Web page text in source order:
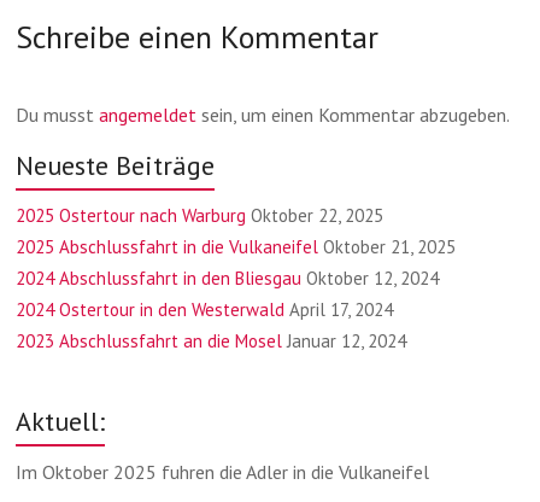
Schreibe einen Kommentar
Du musstangemeldet sein, um einen Kommentar abzugeben.
Neueste Beiträge
2025 Ostertour nach Warburg Oktober 22, 2025
2025 Abschlussfahrt in die Vulkaneifel Oktober 21, 2025
2024 Abschlussfahrt in den Bliesgau Oktober 12, 2024
2024 Ostertour in den Westerwald April 17, 2024
2023 Abschlussfahrt an die Mosel Januar 12, 2024
Aktuell:
Im Oktober 2025 fuhren die Adler in die Vulkaneifel